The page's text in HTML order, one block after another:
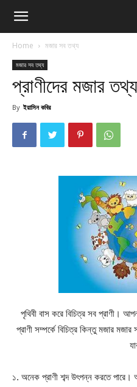
Home মজার সব তথ্য
মজার সব তথ্য
প্রাণীদের মজার তথ্য
By ইয়াসিন কবির
পৃথিবী বাস করে বিচিত্র সব প্রাণী।
প্রাণী সম্পর্কে বিচিত্র কিন্তু মজার
১. অনেক প্রাণী শব্দ উৎপন্ন করতে পারে।